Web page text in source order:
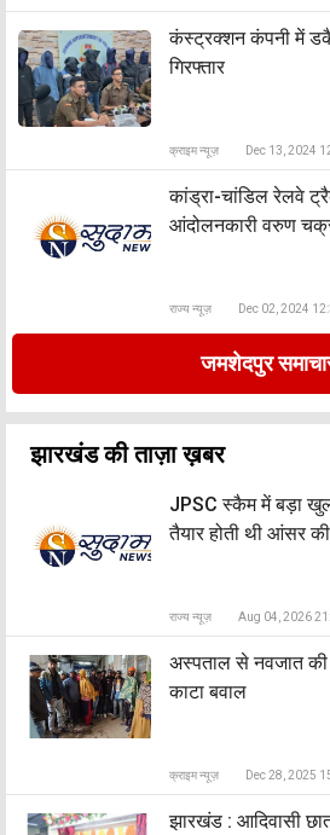
कंस्ट्रक्शन कंपनी में
गिरफ्तार
क्राइम न्यूज़ Dec 13, 2024
कांड्रा-चांडिल रेलवे
आंदोलनकारी वरुण
राज्य न्यूज़ Dec 02, 2024
जमशेदपुर
झारखंड की ताज़ा ख़बर
JPSC स्कैम में बड़ा
तैयार होती थी आंसर की
राज्य न्यूज़ Aug 04, 2026
अस्पताल से नवजात की
काटा बवाल
क्राइम न्यूज़ Dec 28, 2025
झारखंड : आदिवासी